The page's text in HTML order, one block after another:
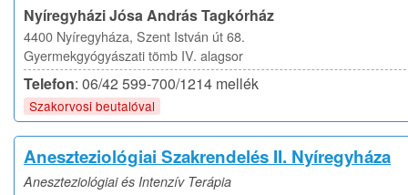
Nyíregyházi Jósa András Tagkórház
4400 Nyíregyháza, Szent István út 68.
Gyermekgyógyászati tömb IV. alagsor
Telefon: 06/42 599-700/1214 mellék
Szakorvosi beutalóval
Aneszteziológiai Szakrendelés II. Nyíregyháza
Aneszteziológiai és Intenzív Terápia